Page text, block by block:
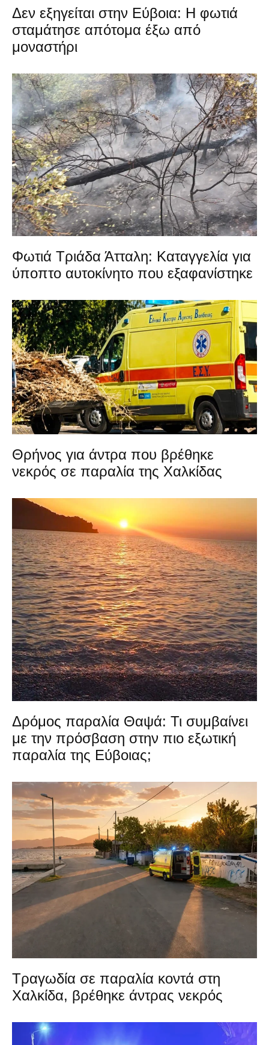
Δεν εξηγείται στην Εύβοια: Η φωτιά
σταμάτησε απότομα έξω από
μοναστήρι
Φωτιά Τριάδα Άτταλη: Καταγγελία για
ύποπτο αυτοκίνητο που εξαφανίστηκε
Θρήνος για άντρα που βρέθηκε
νεκρός σε παραλία της Χαλκίδας
Δρόμος παραλία Θαψά: Τι συμβαίνει
με την πρόσβαση στην πιο εξωτική
παραλία της Εύβοιας;
Τραγωδία σε παραλία κοντά στη
Χαλκίδα, βρέθηκε άντρας νεκρός